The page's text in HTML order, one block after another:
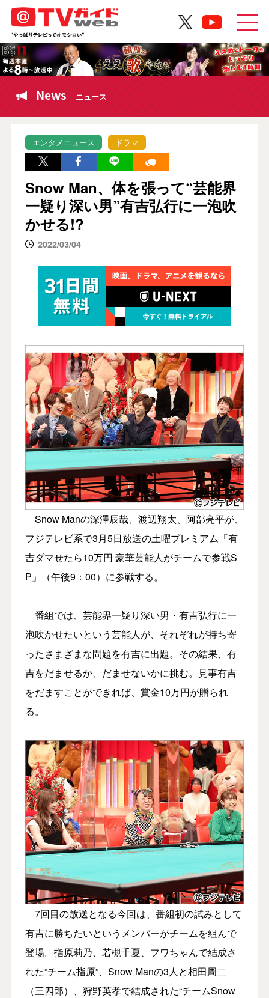
News ニュース
エンタメニュース ドラマ
Snow Man、体を張って“芸能界
一疑り深い男”有吉弘行に一泡吹
かせる!?
2022/03/04
Snow Manの深澤辰哉、渡辺翔太、阿部亮平が、
フジテレビ系で3月5日放送の土曜プレミアム「有
吉ダマせたら10万円 豪華芸能人がチームで参戦S
P」（午後9：00）に参戦する。
番組では、芸能界一疑り深い男・有吉弘行に一
泡吹かせたいという芸能人が、それぞれが持ち寄
ったさまざまな問題を有吉に出題。その結果、有
吉をだませるか、だませないかに挑む。見事有吉
をだますことができれば、賞金10万円が贈られ
る。
7回目の放送となる今回は、番組初の試みとして
有吉に勝ちたいというメンバーがチームを組んで
登場。指原莉乃、若槻千夏、フワちゃんで結成さ
れた“チーム指原”、Snow Manの3人と相田周二
（三四郎）、狩野英孝で結成された“チームSnow